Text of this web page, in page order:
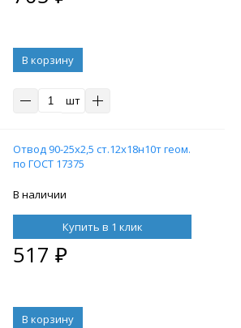
В корзину
шт
Отвод 90-25х2,5 ст.12х18н10т геом.
по ГОСТ 17375
В наличии
Купить в 1 клик
517 ₽
В корзину